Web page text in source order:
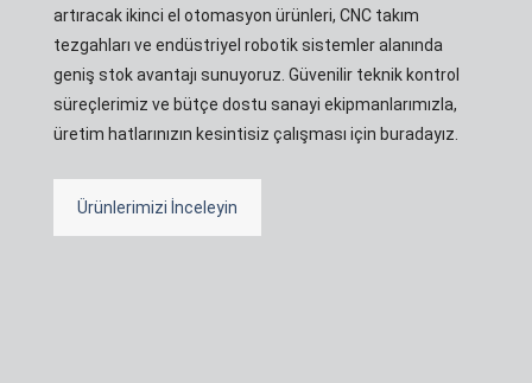
artıracak ikinci el otomasyon ürünleri, CNC takım
tezgahları ve endüstriyel robotik sistemler alanında
geniş stok avantajı sunuyoruz. Güvenilir teknik kontrol
süreçlerimiz ve bütçe dostu sanayi ekipmanlarımızla,
üretim hatlarınızın kesintisiz çalışması için buradayız.
Ürünlerimizi İnceleyin